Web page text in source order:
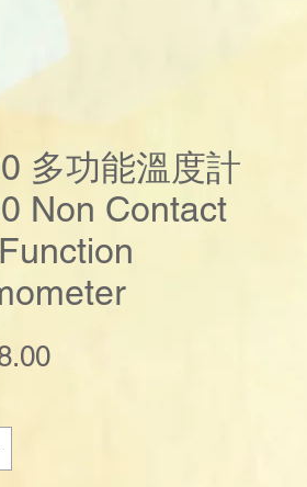
多功能溫度計
Non Contact
Price